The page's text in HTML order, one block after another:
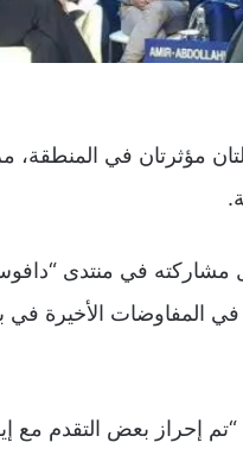
مؤثرتان في المنطقة،
مشاركته في منتدى
في المفاوضات الأخيرة في
“تم إحراز بعض التقدم